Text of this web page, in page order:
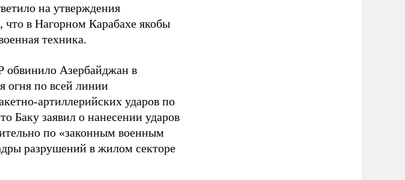
на утверждения
в Нагорном Карабахе якобы
техника.
Азербайджан в
огня по всей линии
артиллерийских ударов по
Баку заявил о нанесении ударов
по «законным военным
разрушений в жилом секторе